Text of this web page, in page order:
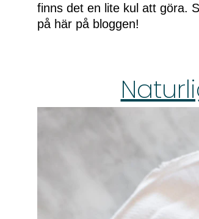
finns det en lite kul att göra.
på här på bloggen!